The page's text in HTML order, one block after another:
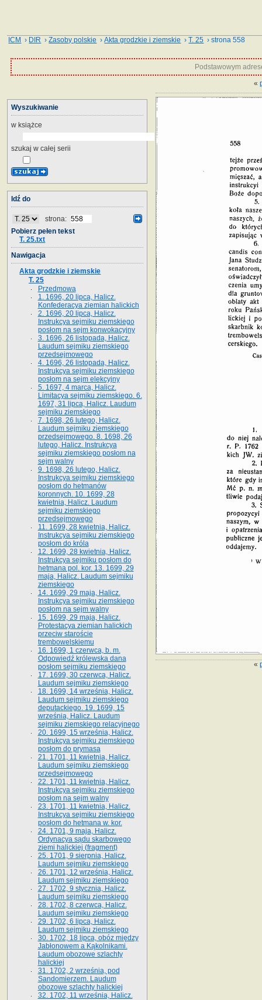
ICM › DIR ›Zasoby polskie ›Akta grodzkie i ziemskie ›T. 25 › strona 558
Podstawowym
«
«
Wyszukiwanie
w książce
szukaj w całej serii
Idź do
strona:
Pobierz pełen tekst
T. 25.txt
Nawigacja
Akta grodzkie i ziemskie
T. 25
Przedmowa
1. 1696, 20 lipca, Halicz.
Konfederacya ziemian halickich
2. 1696, 20 lipca, Halicz.
Instrukcya sejmiku ziemskiego
posłom na sejm konwokacyjny
3. 1696, 26 listopada, Halicz.
Laudum sejmiku ziemskiego
przedsejmowego
4. 1696, 26 listopada, Halicz.
Instrukcya sejmiku ziemskiego
posłom na sejm elekcyjny
5. 1697, 4 marca, Halicz.
Limitacya sejmiku ziemskiego. 6.
1697, 31 lipca, Halicz. Laudum
sejmiku ziemskiego
7. 1698, 26 lutego, Halicz.
Laudum sejmiku ziemskiego
przedsejmowego. 8. 1698, 26
lutego, Halicz. Instrukcya
sejmiku ziemskiego posłom na
sejm walny
9. 1698, 26 lutego, Halicz.
Instrukcya sejmiku ziemskiego
posłom do hetmanów
koronnych. 10. 1699, 28
kwietnia, Halicz. Laudum
sejmiku ziemskiego
przedsejmowego
11. 1699, 28 kwietnia, Halicz.
Instrukcya sejmiku ziemskiego
posłom do króla
12. 1699, 28 kwietnia, Halicz.
Instrukcya sejmiku posłom do
hetmana pol. kor. 13. 1699, 29
maja, Halicz. Laudum sejmiku
ziemskiego
14. 1699, 29 maja, Halicz.
Instrukcya sejmiku ziemskiego
posłom na sejm walny
15. 1699, 29 maja, Halicz.
Protestacya ziemian halickich
przeciw staroście
trembowelskiemu
16. 1699, 1 czerwca, b. m.
Odpowiedź królewska dana
posłom sejmiku ziemskiego
17. 1699, 30 czerwca, Halicz.
Laudum sejmiku ziemskiego
18. 1699, 14 września, Halicz.
Laudum sejmiku ziemskiego
deputackiego. 19. 1699, 15
września, Halicz. Laudum
sejmiku ziemskiego relacyjnego
20. 1699, 15 września, Halicz.
Instrukcya sejmiku ziemskiego
posłom do prymasa
21. 1701, 11 kwietnia, Halicz.
Laudum sejmiku ziemskiego
przedsejmowego
22. 1701, 11 kwietnia, Halicz.
Instrukcya sejmiku ziemskiego
posłom na sejm walny
23. 1701, 11 kwietnia, Halicz.
Instrukcya sejmiku ziemskiego
posłom do hetmana w. kor.
24. 1701, 9 maja, Halicz.
Ordynacya sądu skarbowego
ziemi halickiej (fragment)
25. 1701, 9 sierpnia, Halicz.
Laudum sejmiku ziemskiego
26. 1701, 12 września, Halicz.
Laudum sejmiku ziemskiego
27. 1702, 9 stycznia, Halicz.
Laudum sejmiku ziemskiego
28. 1702, 8 czerwca, Halicz.
Laudum sejmiku ziemskiego
29. 1702, 6 lipca, Halicz.
Laudum sejmiku ziemskiego
30. 1702, 18 lipca, obóz między
Jabłonowem a Kąkolnikami.
Laudum obozowe szlachty
halickiej
31. 1702, 2 września, pod
Sandomierzem. Laudum
obozowe szlachty halickiej
32. 1702, 11 września, Halicz.